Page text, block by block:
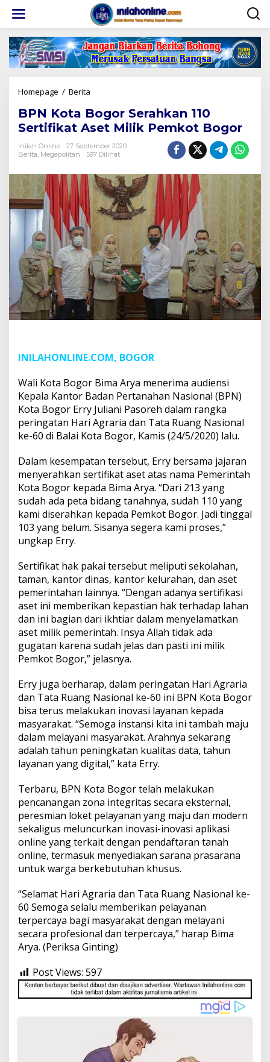
konten
Homepage / Berita
Bogor
Serahkan
110
Sertifikat
Aset
Pemkot
Bogor
BPN Kota Bogor Serahkan 110
Sertifikat Aset Milik Pemkot Bogor
Inilah Online
27 September 2020
Berita Megapolitan 597 Dilihat
INILAHONLINE.COM, BOGOR
Wali Kota Bogor Bima Arya menerima audiensi
Kepala Kantor Badan Pertanahan Nasional (BPN)
Kota Bogor Erry Juliani Pasoreh dalam rangka
peringatan Hari Agraria dan Tata Ruang Nasional
ke-60 di Balai Kota Bogor, Kamis (24/5/2020) lalu.
Dalam kesempatan tersebut, Erry bersama jajaran
menyerahkan sertifikat aset atas nama Pemerintah
Kota Bogor kepada Bima Arya. “Dari 213 yang
sudah ada peta bidang tanahnya, sudah 110 yang
kami diserahkan kepada Pemkot Bogor. Jadi tinggal
103 yang belum. Sisanya segera kami proses,”
ungkap Erry.
Sertifikat hak pakai tersebut meliputi sekolahan,
taman, kantor dinas, kantor kelurahan, dan aset
pemerintahan lainnya. “Dengan adanya sertifikasi
aset ini memberikan kepastian hak terhadap lahan
dan ini bagian dari ikhtiar dalam menyelamatkan
aset milik pemerintah. Insya Allah tidak ada
gugatan karena sudah jelas dan pasti ini milik
Pemkot Bogor,” jelasnya.
Erry juga berharap, dalam peringatan Hari Agraria
dan Tata Ruang Nasional ke-60 ini BPN Kota Bogor
bisa terus melakukan inovasi layanan kepada
masyarakat. “Semoga instansi kita ini tambah maju
dalam melayani masyarakat. Arahnya sekarang
adalah tahun peningkatan kualitas data, tahun
layanan yang digital,” kata Erry.
Terbaru, BPN Kota Bogor telah melakukan
pencanangan zona integritas secara eksternal,
peresmian loket pelayanan yang maju dan modern
sekaligus meluncurkan inovasi-inovasi aplikasi
online yang terkait dengan pendaftaran tanah
online, termasuk menyediakan sarana prasarana
untuk warga berkebutuhan khusus.
“Selamat Hari Agraria dan Tata Ruang Nasional ke-
60 Semoga selalu memberikan pelayanan
terpercaya bagi masyarakat dengan melayani
secara profesional dan terpercaya,” harap Bima
Arya. (Periksa Ginting)
Post Views: 597